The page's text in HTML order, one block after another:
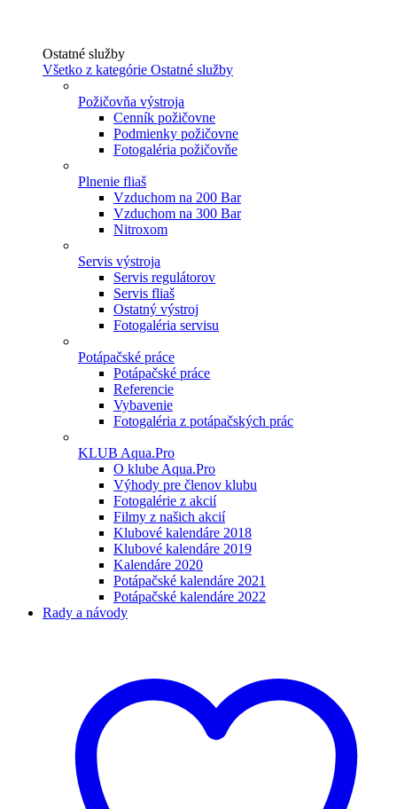
Ostatné služby
Všetko z kategórie Ostatné služby
Požičovňa výstroja
Cenník požičovne
Podmienky požičovne
Fotogaléria požičovňe
Plnenie fliaš
Vzduchom na 200 Bar
Vzduchom na 300 Bar
Nitroxom
Servis výstroja
Servis regulátorov
Servis fliaš
Ostatný výstroj
Fotogaléria servisu
Potápačské práce
Potápačské práce
Referencie
Vybavenie
Fotogaléria z potápačských prác
KLUB Aqua.Pro
O klube Aqua.Pro
Výhody pre členov klubu
Fotogalérie z akcií
Filmy z našich akcií
Klubové kalendáre 2018
Klubové kalendáre 2019
Kalendáre 2020
Potápačské kalendáre 2021
Potápačské kalendáre 2022
Rady a návody